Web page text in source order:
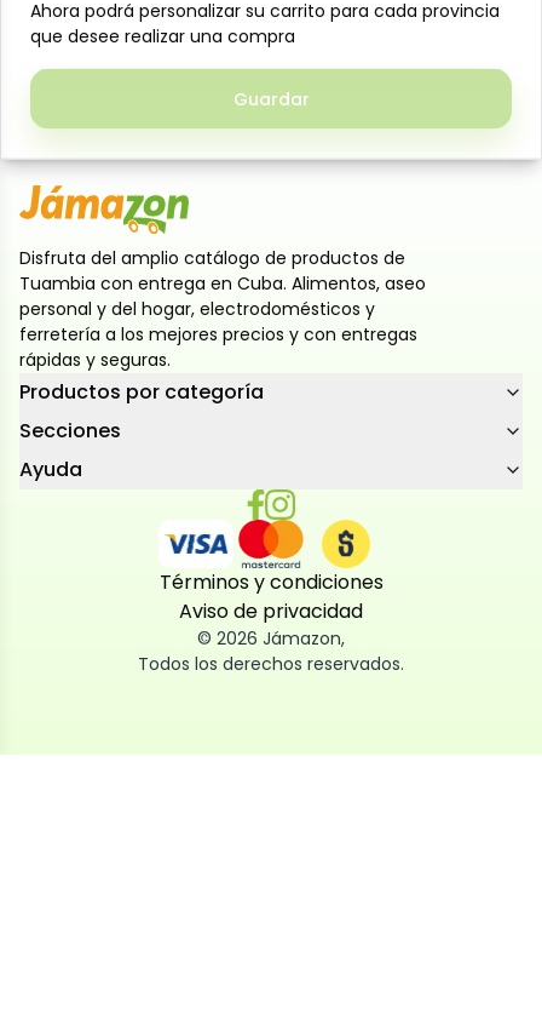
recetas diarias. De fácil disolución y larga vida útil,
protegido de la humedad, para conservar todas sus
propiedades
Disfruta del amplio catálogo de productos de
Tuambia con entrega en Cuba. Alimentos, aseo
personal y del hogar, electrodomésticos y
ferretería a los mejores precios y con entregas
rápidas y seguras.
Productos por categoría
Secciones
Ayuda
Términos y condiciones
Aviso de privacidad
© 2026 Jámazon,
Todos los derechos reservados.
Ahora podrá personalizar su carrito para cada provincia
que desee realizar una compra
Guardar
Ahora podrá personalizar su carrito para cada provincia
que desee realizar una compra
Guardar